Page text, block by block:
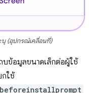
ะบุ (อุปกรณ์เคลื่อนที่)
ข้อมูลขนาดเล็กต่อผู้ใช้
ใช้
beforeinstallprompt